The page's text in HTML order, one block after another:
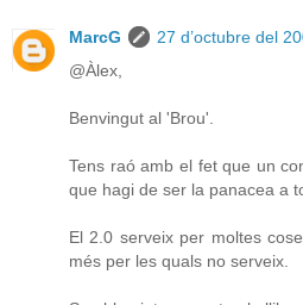
MarcG
27 d’octubre del
@Àlex,
Benvingut al 'Brou'.
Tens raó amb el fet que un
que hagi de ser la panacea a
El 2.0 serveix per moltes
més per les quals no serveix.